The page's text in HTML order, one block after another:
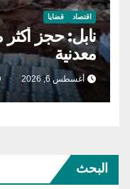
اقتصاد قضايا
معدنية
أغسطس 6, 2026
البحث